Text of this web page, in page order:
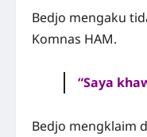
Bedjo mengaku
Komnas HAM.
“Saya
Bedjo mengklaim